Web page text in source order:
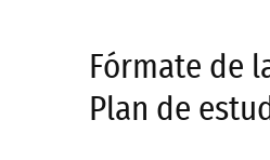
Fórmate de
Plan de